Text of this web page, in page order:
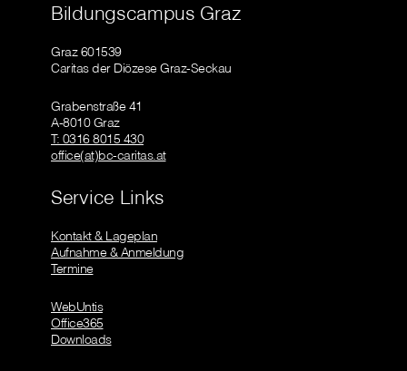
Bildungscampus Graz
Graz 601539
Caritas der Diözese Graz-Seckau
Grabenstraße 41
A-8010 Graz
T: 0316 8015 430
office(at)bc-caritas.at
Service Links
Kontakt & Lageplan
Aufnahme & Anmeldung
Termine
WebUntis
Office365
Downloads